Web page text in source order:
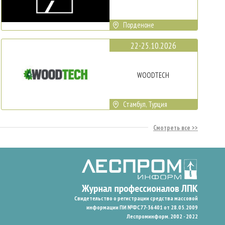
Порденоне
22-25.10.2026
WOODTECH
Стамбул, Турция
Смотреть все
Свидетельство о регистрации средства массовой
информации ПИ №ФС77-36401 от 28.05.2009
Леспроминформ. 2002 - 2022